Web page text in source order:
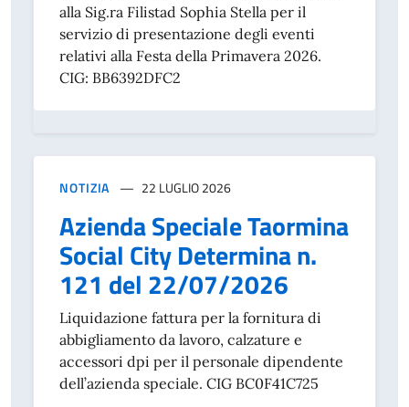
alla Sig.ra Filistad Sophia Stella per il
servizio di presentazione degli eventi
relativi alla Festa della Primavera 2026.
CIG: BB6392DFC2
NOTIZIA 22 LUGLIO 2026
Azienda Speciale Taormina
Social City Determina n.
121 del 22/07/2026
Liquidazione fattura per la fornitura di
abbigliamento da lavoro, calzature e
accessori dpi per il personale dipendente
dell’azienda speciale. CIG BC0F41C725